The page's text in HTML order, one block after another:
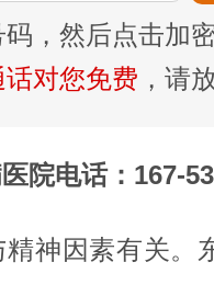
，然后点击加
话对您免费 ，请
院电话：167-
神因素有关。